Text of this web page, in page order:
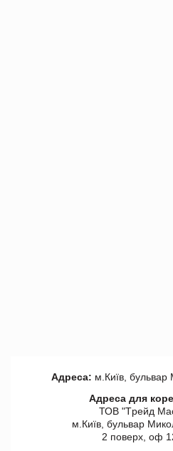
Адреса: м.Київ,
Адреса для
ТОВ "Tрейд
м.Київ, бульвар
2 поверх, оф